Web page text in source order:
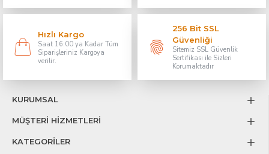
Hızlı Kargo
Saat 16:00 ya Kadar Tüm
Siparişleriniz Kargoya
verilir.
256 Bit SSL
Güvenliği
Sitemiz SSL Güvenlik
Sertifikası ile Sizleri
Korumaktadır
KURUMSAL
MÜŞTERİ HİZMETLERİ
KATEGORİLER